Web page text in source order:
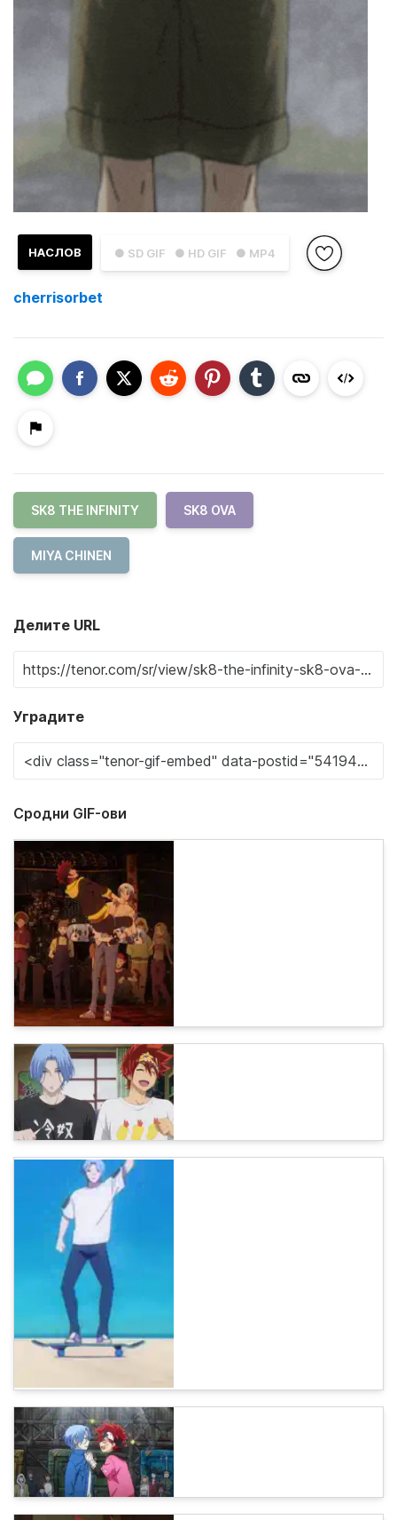
● SD GIF ● HD GIF ● MP4
НАСЛОВ
cherrisorbet
SK8 THE INFINITY SK8 OVA
MIYA CHINEN
Делите URL
Уградите
Сродни GIF-ови